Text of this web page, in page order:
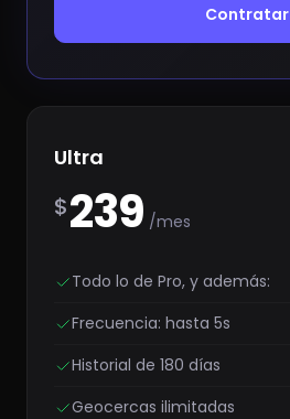
Contratar
Ultra
$239 /mes
Todo lo de Pro, y además:
Frecuencia: hasta 5s
Historial de 180 días
Geocercas ilimitadas